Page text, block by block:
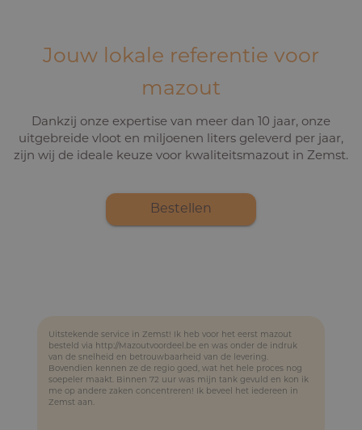
Jouw lokale referentie voor
mazout
Dankzij onze expertise van meer dan 10 jaar, onze
uitgebreide vloot en miljoenen liters geleverd per jaar,
zijn wij de ideale keuze voor kwaliteitsmazout in Zemst.
Bestellen
Uitstekende service in Zemst! Ik heb voor het eerst mazout
besteld via http://Mazoutvoordeel.be en was onder de indruk
van de snelheid en betrouwbaarheid van de levering.
Bovendien kennen ze de regio goed, wat het hele proces nog
soepeler maakt. Binnen 72 uur was mijn tank gevuld en kon ik
me op andere zaken concentreren! Ik beveel het iedereen in
Zemst aan.